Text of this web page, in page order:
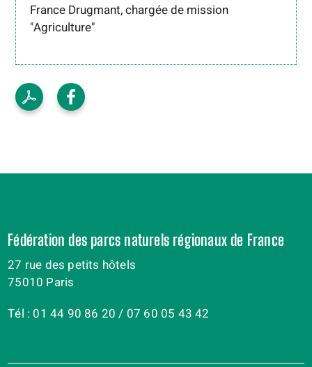
France Drugmant, chargée de mission
"Agriculture"
Fédération des parcs naturels régionaux de France
27 rue des petits hôtels
75010 Paris
Tél : 01 44 90 86 20 / 07 60 05 43 42